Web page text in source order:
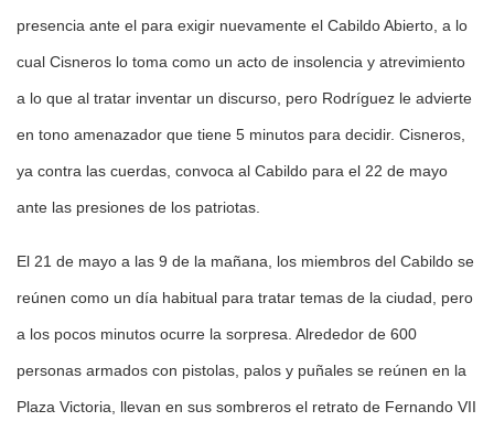
presencia ante el para exigir nuevamente el Cabildo Abierto, a lo
cual Cisneros lo toma como un acto de insolencia y atrevimiento
a lo que al tratar inventar un discurso, pero Rodríguez le advierte
en tono amenazador que tiene 5 minutos para decidir. Cisneros,
ya contra las cuerdas, convoca al Cabildo para el 22 de mayo
ante las presiones de los patriotas.
El 21 de mayo a las 9 de la mañana, los miembros del Cabildo se
reúnen como un día habitual para tratar temas de la ciudad, pero
a los pocos minutos ocurre la sorpresa. Alrededor de 600
personas armados con pistolas, palos y puñales se reúnen en la
Plaza Victoria, llevan en sus sombreros el retrato de Fernando VII